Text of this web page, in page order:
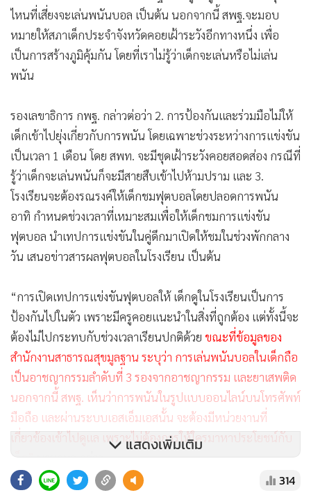
ไหนที่เสี่ยงจะเล่นพนันบอล เป็นต้น นอกจากนี้ สพฐ.จะมอบ
หมายให้สภาเด็กประจำจังหวัดคอยเฝ้าระวังอีกทางหนึ่ง เพื่อ
เป็นการสร้างภูมิคุ้มกัน โดยที่เราไม่รู้ว่าเด็กจะเล่นหรือไม่เล่น
พนัน
รองเลขาธิการ กพฐ. กล่าวต่อว่า 2. การป้องกันและร่วมมือไม่ให้
เด็กเข้าไปยุ่งเกี่ยวกับการพนัน โดยเฉพาะช่วงระหว่างการแข่งขัน
เป็นเวลา 1 เดือน โดย สพท. จะมีชุดเฝ้าระวังคอยสอดส่อง กรณีที่
รู้ว่าเด็กจะเล่นพนันก็จะมีสายสืบเข้าไปห้ามปราม และ 3.
โรงเรียนจะต้องรณรงค์ให้เด็กชมฟุตบอลโดยปลอดการพนัน
อาทิ กำหนดช่วงเวลาที่เหมาะสมเพื่อให้เด็กชมการแข่งขัน
ฟุตบอล นำเทปการแข่งขันในคู่ดึกมาเปิดให้ชมในช่วงพักกลาง
วัน เสนอข่าวสารผลฟุตบอลในโรงเรียน เป็นต้น
“การเปิดเทปการแข่งขันฟุตบอลให้ เด็กดูในโรงเรียนเป็นการ
ป้องกันไปในตัว เพราะมีครูคอยแนะนำในสิ่งที่ถูกต้อง แต่ทั้งนี้จะ
ต้องไม่ไปกระทบกับช่วงเวลาเรียนปกติด้วย ขณะที่ข้อมูลของ
สำนักงานสาธารณสุขมูลฐาน ระบุว่า การเล่นพนันบอลในเด็กถือ
เป็นอาชญากรรมลำดับที่ 3 รองจากอาชญากรรม และยาเสพติด
นอกจากนี้ สพฐ. เห็นว่าการพนันในรูปแบบออนไลน์บนโทรศัพท์
มือถือ และผ่านระบบเอสเอ็มเอสนั้น จะต้องมีหน่วยงานที่
เกี่ยวข้องเข้าไปดูแล เพราะไม่ต้องการให้ใครมาหาประโยชน์กับ
เด็ก”นายกมล กล่าว
แสดงเพิ่มเติม
314